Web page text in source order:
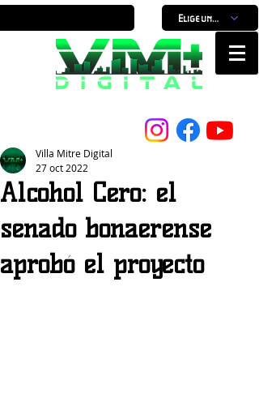
Elige un horario
Alcohol Cero: el
senado bonaerense
aprobó el proyecto
Villa Mitre Digital
27 oct 2022